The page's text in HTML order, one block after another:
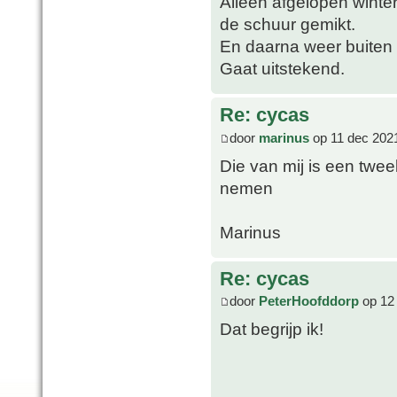
de schuur gemikt.
En daarna weer buiten
Gaat uitstekend.
Re: cycas
door marinus op 11 dec
Die van mij is een
nemen
Marinus
Re: cycas
door PeterHoofddorp op
Dat begrijp ik!